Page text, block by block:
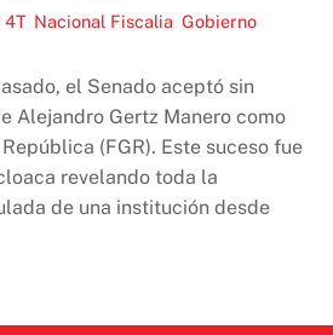
4T, Nacional Fiscalia ,Gobierno
el Senado aceptó sin
Alejandro Gertz Manero como
(FGR). Este suceso fue
revelando toda la
de una institución desde